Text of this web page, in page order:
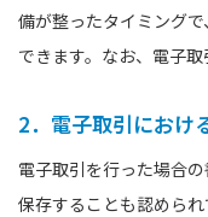
備が整ったタイミング
できます。なお、電子
2．電子取引におけ
電子取引を行った場合
保存することも認めら